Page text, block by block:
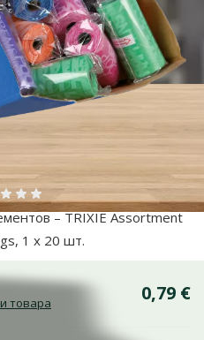
– TRIXIE Assortment
1 x 20 шт.
Оценка 0%
товара 0,79 €
фотографий